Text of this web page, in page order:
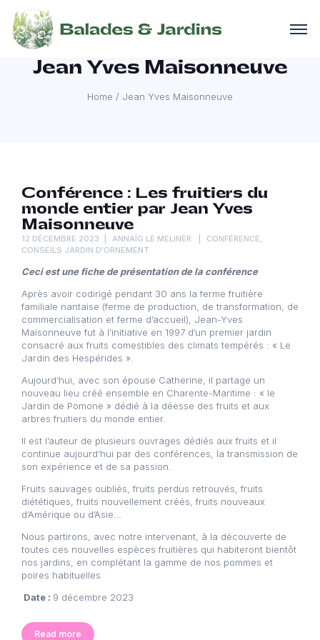
Jean Yves Maisonneuve
Home / Jean Yves Maisonneuve
Conférence : Les fruitiers du
monde entier par Jean Yves
Maisonneuve
12 DÉCEMBRE 2023 ANNAÏG LE MELINER CONFÉRENCE,
CONSEILS JARDIN D'ORNEMENT
Ceci est une fiche de présentation de la conférence
Après avoir codirigé pendant 30 ans la ferme fruitière
familiale nantaise (ferme de production, de transformation, de
commercialisation et ferme d’accueil), Jean-Yves
Maisonneuve fut à l’initiative en 1997 d’un premier jardin
consacré aux fruits comestibles des climats tempérés : « Le
Jardin des Hespérides ».
Aujourd’hui, avec son épouse Catherine, il partage un
nouveau lieu créé ensemble en Charente-Maritime : « le
Jardin de Pomone » dédié à la déesse des fruits et aux
arbres fruitiers du monde entier.
Il est l’auteur de plusieurs ouvrages dédiés aux fruits et il
continue aujourd’hui par des conférences, la transmission de
son expérience et de sa passion.
Fruits sauvages oubliés, fruits perdus retrouvés, fruits
diététiques, fruits nouvellement créés, fruits nouveaux
d’Amérique ou d’Asie…
Nous partirons, avec notre intervenant, à la découverte de
toutes ces nouvelles espèces fruitières qui habiteront bientôt
nos jardins, en complétant la gamme de nos pommes et
poires habituelles
Date : 9 décembre 2023
Read more